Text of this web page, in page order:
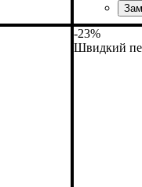
Стать:
Виробник
Колір:
-23%
Швидкий